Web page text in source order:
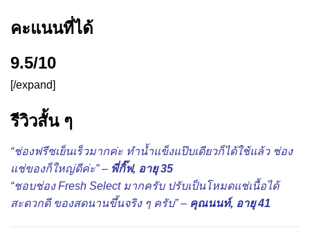
คะแนนที่ได้
9.5/10
[/expand]
รีวิวสั้น ๆ
“ช่องฟรีซเย็นเร็วมากค่ะ ทำน้ำแข็งแป๊บเดียวก็ได้ใช้แล้ว ช่อง
แช่ของก็ใหญ่ดีค่ะ” – พี่กิ๊ฟ, อายุ 35
“ชอบช่อง Fresh Select มากครับ ปรับเป็นโหมดแช่เนื้อได้
สะดวกดี ของสดนานขึ้นจริง ๆ ครับ” – คุณนนท์, อายุ 41